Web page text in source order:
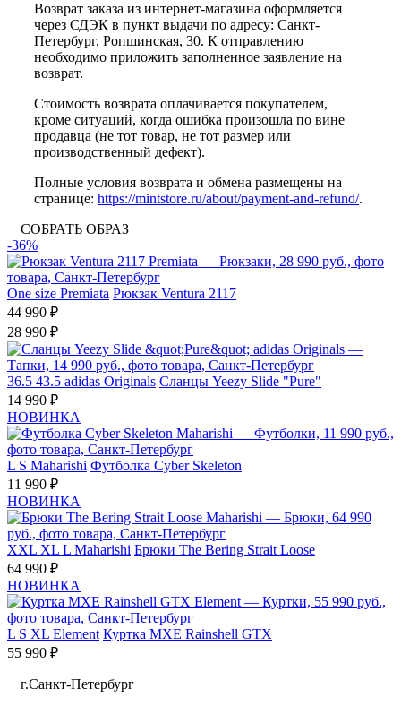
Возврат заказа из интернет-магазина оформляется
через СДЭК в пункт выдачи по адресу: Санкт-
Петербург, Ропшинская, 30. К отправлению
необходимо приложить заполненное заявление на
возврат.
Стоимость возврата оплачивается покупателем,
кроме ситуаций, когда ошибка произошла по вине
продавца (не тот товар, не тот размер или
производственный дефект).
Полные условия возврата и обмена размещены на
странице: https://mintstore.ru/about/payment-and-refund/.
СОБРАТЬ ОБРАЗ
-36%
One size Premiata Рюкзак Ventura 2117
44 990 ₽
28 990 ₽
36.5 43.5 adidas Originals Сланцы Yeezy Slide "Pure"
14 990 ₽
НОВИНКА
L S Maharishi Футболка Cyber Skeleton
11 990 ₽
НОВИНКА
XXL XL L Maharishi Брюки The Bering Strait Loose
64 990 ₽
НОВИНКА
L S XL Element Куртка MXE Rainshell GTX
55 990 ₽
г.Санкт-Петербург